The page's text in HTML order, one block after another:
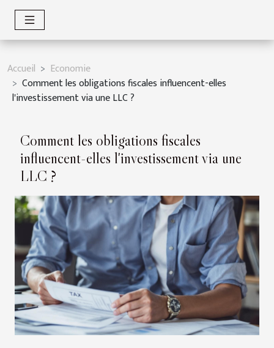
Accueil
Economie
Comment les obligations fiscales influencent-elles
l'investissement via une LLC ?
Comment les obligations fiscales
influencent-elles l'investissement via une
LLC ?